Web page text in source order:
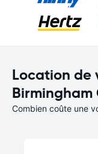
Location de
Birmingham
Combien coûte une